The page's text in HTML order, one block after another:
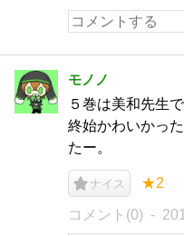
モノノ
５巻は美和先生
終始かわいかっ
たー。
ナイス ★2
コメント(0)